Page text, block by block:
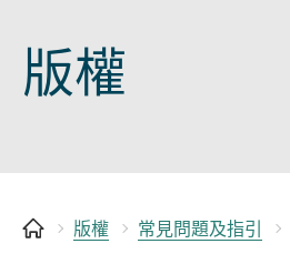
版權
版權 常見問題及指引